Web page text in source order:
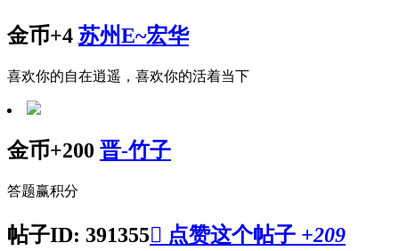
金币+4 苏州E~宏华
喜欢你的自在逍遥，喜欢你的活着当下
金币+200 晋-竹子
答题赢积分
帖子ID: 391355 点赞这个帖子 +209